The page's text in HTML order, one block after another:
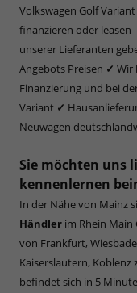
Volkswagen Golf Variant
finanzieren oder leasen
unserer Lieferanten
Angebots Preisen ✓ Wir
Finanzierung und bei
Variant ✓
Neuwagen
Sie möchten uns
kennenlernen
In der Nähe von Mainz
Händler im Rhein
von Frankfurt,
Kaiserslautern,
befindet sich in 5